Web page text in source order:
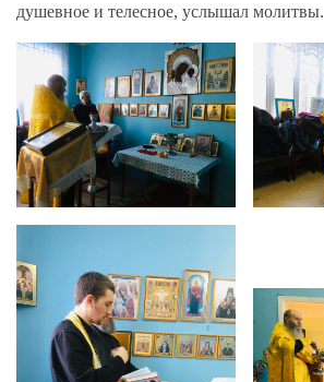
душевное и телесное, услышал молитвы.